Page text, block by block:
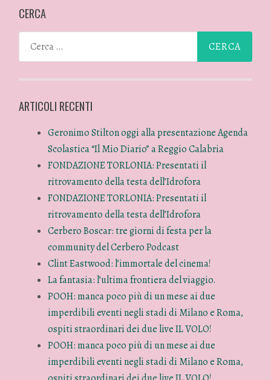
CERCA
ARTICOLI RECENTI
Geronimo Stilton oggi alla presentazione Agenda
Scolastica “Il Mio Diario” a Reggio Calabria
FONDAZIONE TORLONIA: Presentati il
ritrovamento della testa dell’Idrofora
FONDAZIONE TORLONIA: Presentati il
ritrovamento della testa dell’Idrofora
Cerbero Boscar: tre giorni di festa per la
community del Cerbero Podcast
Clint Eastwood: l’immortale del cinema!
La fantasia: l’ultima frontiera del viaggio.
POOH: manca poco più di un mese ai due
imperdibili eventi negli stadi di Milano e Roma,
ospiti straordinari dei due live IL VOLO!
POOH: manca poco più di un mese ai due
imperdibili eventi negli stadi di Milano e Roma,